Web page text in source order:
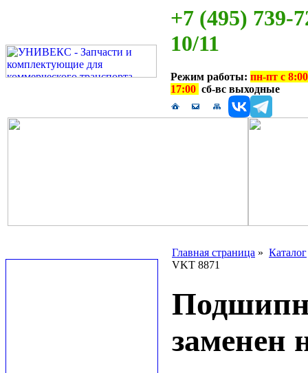
+7 (495) 739-
10/11
Режим работы: пн-пт с
17:00 сб-вс выходные
Главная страница » Каталог
VKT 8871
заменен